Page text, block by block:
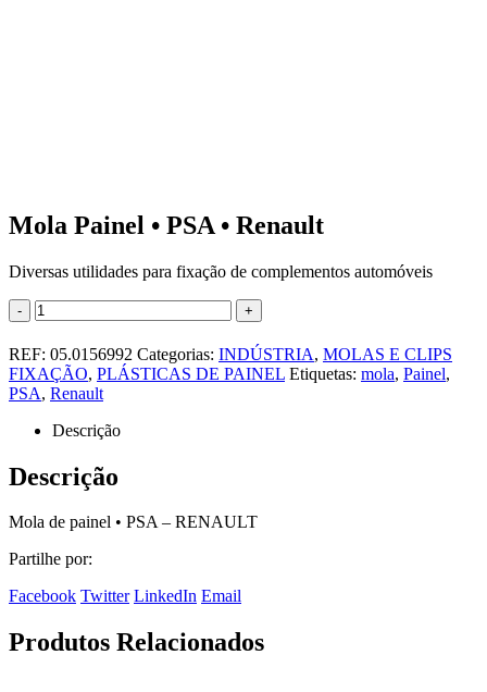
Mola Painel • PSA • Renault
Diversas utilidades para fixação de complementos automóveis
- +
REF: 05.0156992 Categorias: INDÚSTRIA, MOLAS E CLIPS
FIXAÇÃO, PLÁSTICAS DE PAINEL Etiquetas: mola, Painel,
PSA, Renault
Descrição
Descrição
Mola de painel • PSA – RENAULT
Partilhe por:
Facebook Twitter LinkedIn Email
Produtos Relacionados